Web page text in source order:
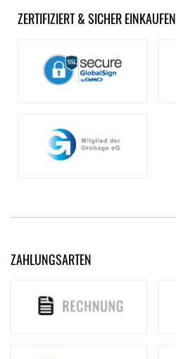
ZERTIFIZIERT & SICHER EINKAUFEN
ZAHLUNGSARTEN